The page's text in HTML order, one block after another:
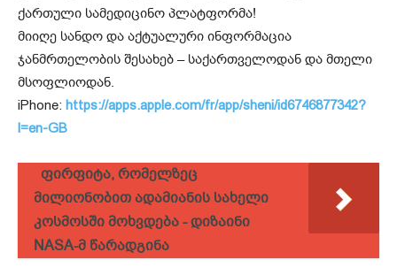
ქართული სამედიცინო პლატფორმა!
მიიღე სანდო და აქტუალური ინფორმაცია
ჯანმრთელობის შესახებ – საქართველოდან და მთელი
მსოფლიოდან.
iPhone: https://apps.apple.com/fr/app/sheni/id6746877342?
l=en-GB
ფირფიტა, რომელზეც
მილიონობით ადამიანის სახელი
კოსმოსში მოხვდება - დიზაინი
NASA-მ წარადგინა